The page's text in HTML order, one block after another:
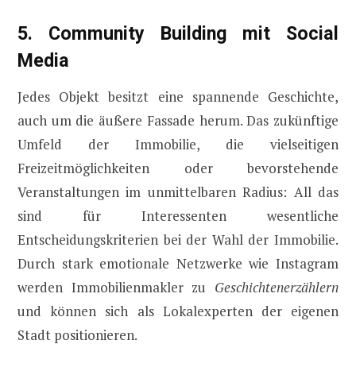
5. Community Building mit Social
Media
Jedes Objekt besitzt eine spannende Geschichte,
auch um die äußere Fassade herum. Das zukünftige
Umfeld der Immobilie, die vielseitigen
Freizeitmöglichkeiten oder bevorstehende
Veranstaltungen im unmittelbaren Radius: All das
sind für Interessenten wesentliche
Entscheidungskriterien bei der Wahl der Immobilie.
Durch stark emotionale Netzwerke wie Instagram
werden Immobilienmakler zu Geschichtenerzählern
und können sich als Lokalexperten der eigenen
Stadt positionieren.